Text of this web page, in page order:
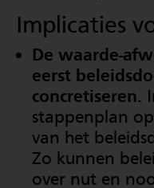
Implicaties
De waarde-
eerst
concretiseren.
stappenplan
van het
Zo kunnen
over nut en